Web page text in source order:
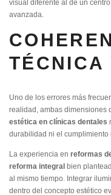
visual diferente al de un
avanzada.
TÉCNICA
Uno de los errores más
realidad, ambas dimensiones
estética en clínicas dentales
durabilidad ni el cumplimiento
La experiencia en reformas
reforma integral
bien
al mismo tiempo. Integrar
dentro del concepto estético